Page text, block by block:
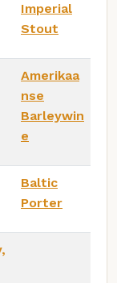
Imperial
Stout
Amerikaa
nse
Barleywin
e
Baltic
Porter